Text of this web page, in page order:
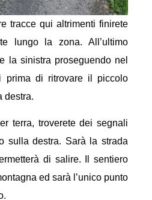
tracce qui altrimenti finirete
lungo la zona. All’ultimo
la sinistra proseguendo nel
prima di ritrovare il piccolo
destra.
terra, troverete dei segnali
sulla destra. Sarà la strada
di salire. Il sentiero
ed sarà l’unico punto